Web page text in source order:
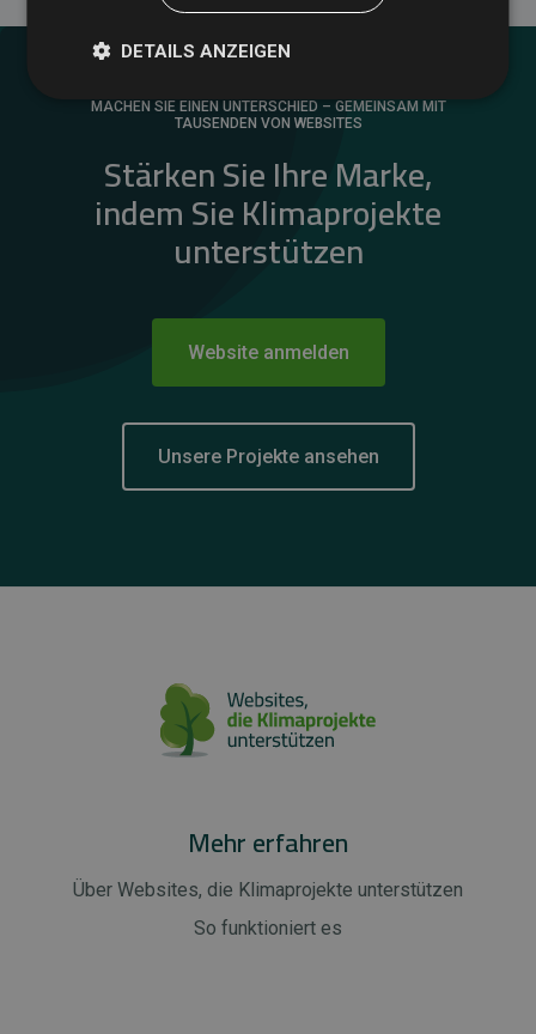
MACHEN SIE EINEN UNTERSCHIED – GEMEINSAM MIT
TAUSENDEN VON WEBSITES
Stärken Sie Ihre Marke,
indem Sie Klimaprojekte
unterstützen
Website anmelden
Unsere Projekte ansehen
Mehr erfahren
Über Websites, die Klimaprojekte unterstützen
So funktioniert es
DETAILS ANZEIGEN